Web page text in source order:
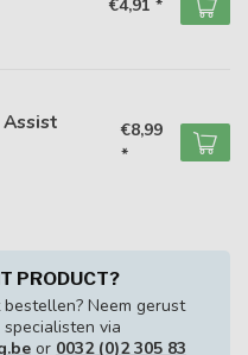
€4,91 *
€8,99
*
PRODUCT?
Neem gerust
via
or 0032 (0)2 305 83